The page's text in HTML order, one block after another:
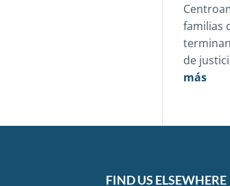
familias
de
más:
sigue
FIND US ELSEWHERE